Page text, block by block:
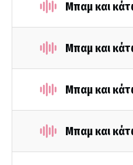
Μπαμ και
Μπαμ και
Μπαμ και
Μπαμ και